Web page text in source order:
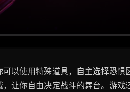
以使用特殊道具，自主选择恐惧
让你自由决定战斗的舞台。游